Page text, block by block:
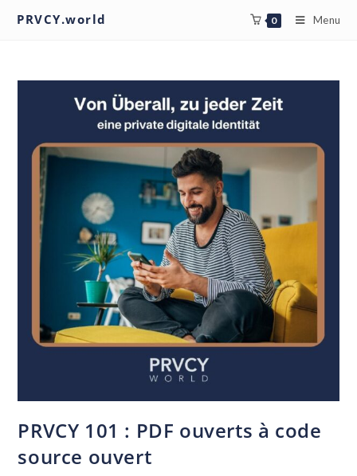
PRVCY.world 0 Menu
PRVCY 101 : PDF ouverts à code
source ouvert